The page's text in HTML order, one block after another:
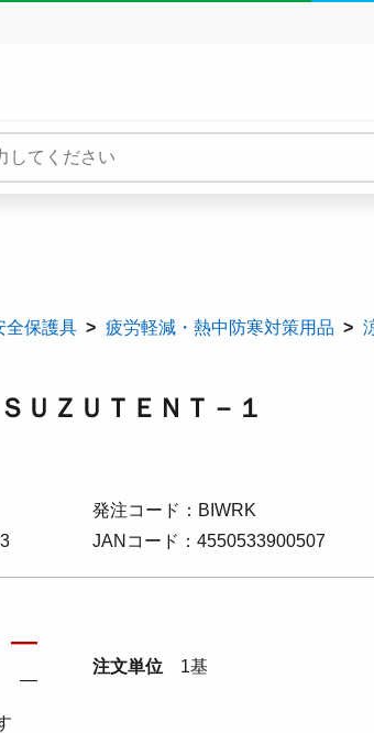
全保護具 疲労軽減・熱中防寒対策用品
ＵＺＵＴＥＮＴ－１
発注コード：BIWRK
JANコード：4550533900507
―
―
注文単位 1基